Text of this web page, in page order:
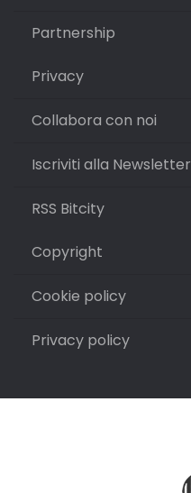
Partnership
Privacy
Collabora con noi
Iscriviti alla Newsletter
RSS Bitcity
Copyright
Cookie policy
Privacy policy